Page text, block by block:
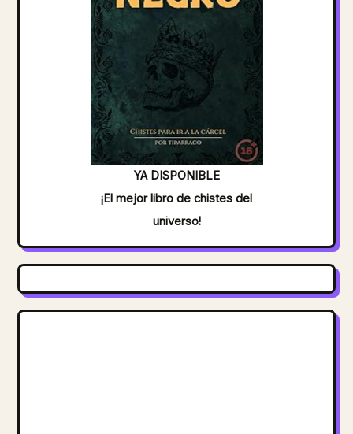
YA DISPONIBLE
¡El mejor libro de chistes del
universo!